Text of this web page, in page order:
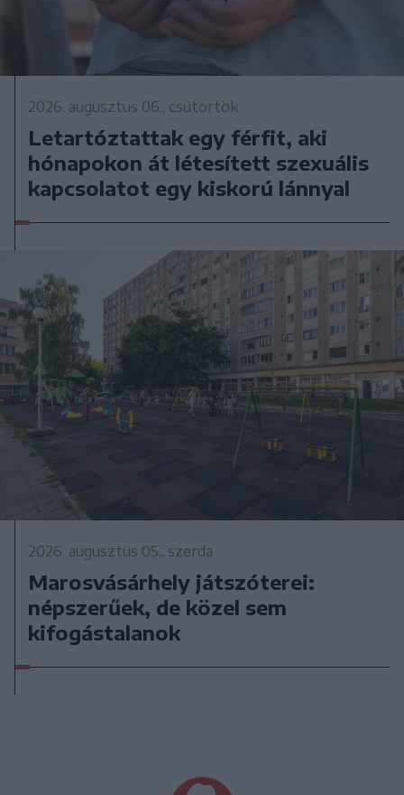
2026. augusztus 06., csütörtök
Letartóztattak egy férfit, aki
hónapokon át létesített szexuális
kapcsolatot egy kiskorú lánnyal
2026. augusztus 05., szerda
Marosvásárhely játszóterei:
népszerűek, de közel sem
kifogástalanok